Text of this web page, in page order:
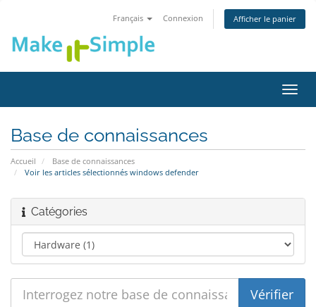
Français Connexion Afficher le panier
la
Base de connaissances
Accueil
Base de connaissances
Voir les articles sélectionnés windows defender
Catégories